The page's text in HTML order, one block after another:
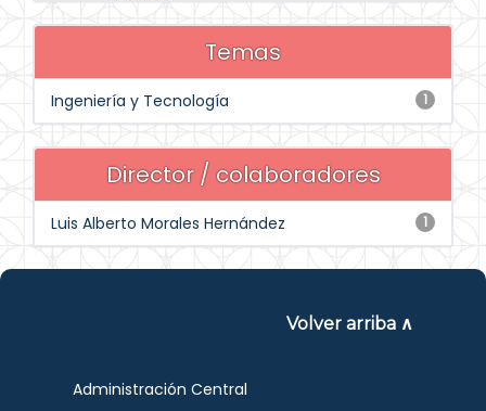
Temas
1
Ingeniería y Tecnología
Director / colaboradores
1
Luis Alberto Morales Hernández
Volver arriba ∧
Administración Central